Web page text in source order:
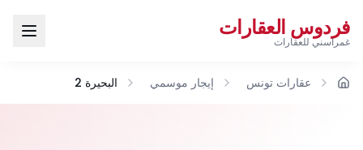
فردوس العقارات
غمراسني للعقارات
الرئيسية عقارات تونس إيجار موسمي البحيرة 2